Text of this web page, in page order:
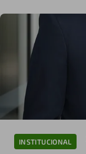
INSTITUCIONAL